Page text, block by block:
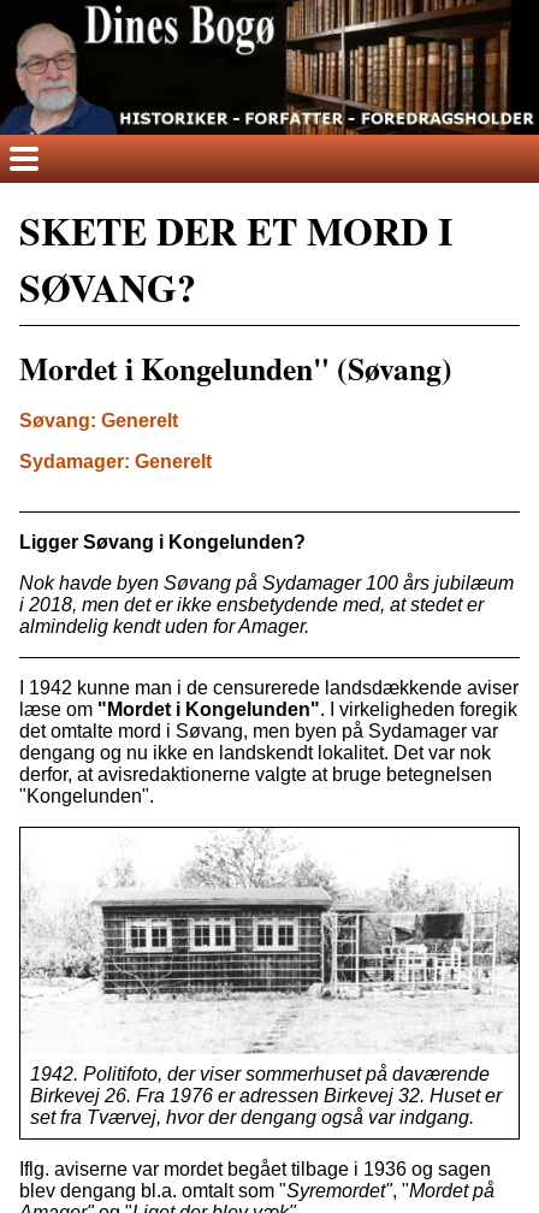
SKETE DER ET MORD I
SØVANG?
Mordet i Kongelunden" (Søvang)
Søvang: Generelt
Sydamager: Generelt
Ligger Søvang i Kongelunden?
Nok havde byen Søvang på Sydamager 100 års jubilæum
i 2018, men det er ikke ensbetydende med, at stedet er
almindelig kendt uden for Amager.
I 1942 kunne man i de censurerede landsdækkende aviser
læse om "Mordet i Kongelunden". I virkeligheden foregik
det omtalte mord i Søvang, men byen på Sydamager var
dengang og nu ikke en landskendt lokalitet. Det var nok
derfor, at avisredaktionerne valgte at bruge betegnelsen
"Kongelunden".
1942. Politifoto, der viser sommerhuset på daværende
Birkevej 26. Fra 1976 er adressen Birkevej 32. Huset er
set fra Tværvej, hvor der dengang også var indgang.
Iflg. aviserne var mordet begået tilbage i 1936 og sagen
blev dengang bl.a. omtalt som "Syremordet", "Mordet på